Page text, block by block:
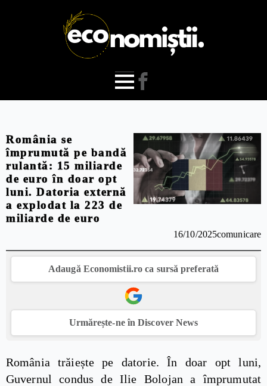
România se
împrumută pe bandă
rulantă: 15 miliarde
de euro în doar opt
luni. Datoria externă
a explodat la 223 de
miliarde de euro
16/10/2025comunicare
Adaugă Economistii.ro ca sursă preferată
Urmărește-ne în Discover News
România trăiește pe datorie. În doar opt luni,
Guvernul condus de Ilie Bolojan a împrumutat